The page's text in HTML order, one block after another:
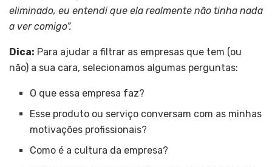
eliminado, eu entendi que ela realmente não tinha nada
a ver comigo”.
Dica: Para ajudar a filtrar as empresas que tem (ou
não) a sua cara, selecionamos algumas perguntas:
O que essa empresa faz?
Esse produto ou serviço conversam com as minhas
motivações profissionais?
Como é a cultura da empresa?